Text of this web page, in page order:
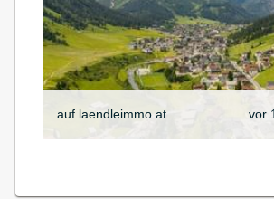
auf laendleimmo.at vor